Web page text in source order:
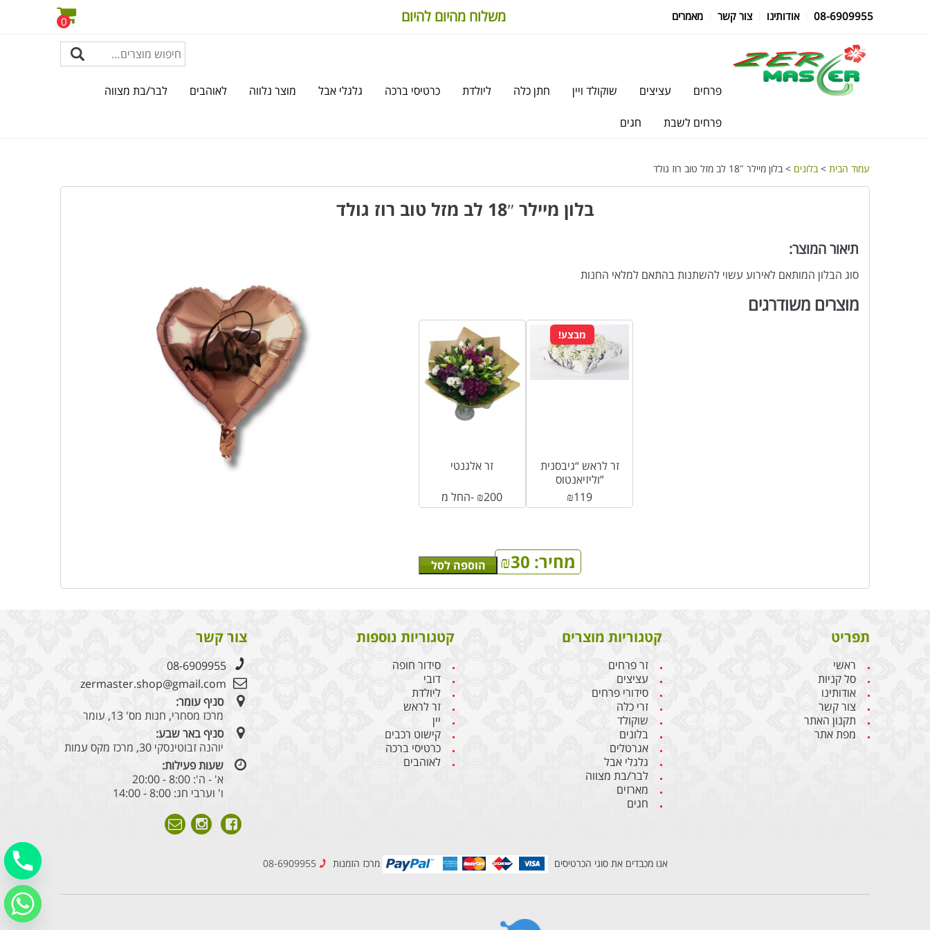
08-6909955 אודותינו צור קשר מאמרים משלוח מהיום להיום 0
פרחים עציצים שוקולד ויין חתן כלה ליולדת כרטיסי ברכה גלגלי אבל מוצר נלווה לאוהבים לבר/בת מצווה
פרחים לשבת חגים
עמוד הבית >בלונים > בלון מיילר 18″ לב מזל טוב רוז גולד
בלון מיילר 18″ לב מזל טוב רוז גולד
תיאור המוצר:
סוג הבלון המותאם לאירוע עשוי להשתנות בהתאם למלאי החנות
מחיר: ₪30 הוספה לסל
מוצרים משודרגים
זר אלגנטי
החל מ- ₪200
מבצע!
זר לראש “גיבסנית
וליזיאנטוס”
₪119
תפריט
ראשי
סל קניות
אודותינו
צור קשר
תקנון האתר
מפת אתר
קטגוריות מוצרים
זר פרחים
עציצים
סידורי פרחים
זרי כלה
שוקולד
בלונים
אגרטלים
גלגלי אבל
לבר/בת מצווה
מארזים
חגים
קטגוריות נוספות
סידור חופה
דובי
ליולדת
זר לראש
יין
קישוט רכבים
כרטיסי ברכה
לאוהבים
צור קשר
08-6909955
zermaster.shop@gmail.com
סניף עומר:
מרכז מסחרי, חנות מס' 13, עומר
סניף באר שבע:
יוהנה זבוטינסקי 30, מרכז מקס עמות
שעות פעילות:
א' - ה': 8:00 - 20:00
ו' וערבי חג: 8:00 - 14:00
אנו מכבדים את סוגי הכרטיסים מרכז הזמנות